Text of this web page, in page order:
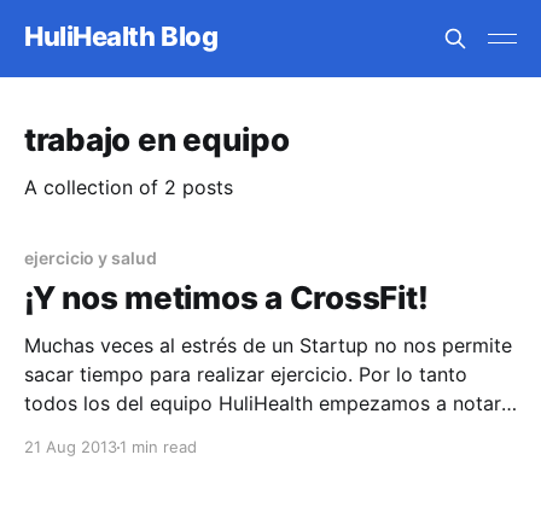
HuliHealth Blog
trabajo en equipo
A collection of 2 posts
ejercicio y salud
¡Y nos metimos a CrossFit!
Muchas veces al estrés de un Startup no nos permite
sacar tiempo para realizar ejercicio. Por lo tanto
todos los del equipo HuliHealth empezamos a notar
los deliciosos postres de Keyla y los snacks a veces
21 Aug 20131 min read